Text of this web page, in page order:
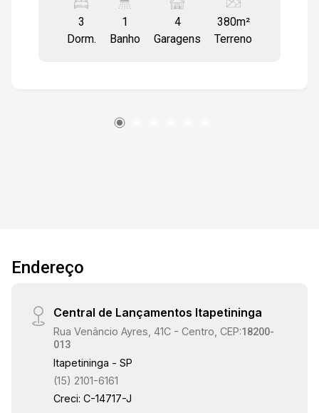
vagas . garagem coberta
3
Dorm.
1
Banho
4
Garagens
380m²
Terreno
Endereço
Central de Lançamentos Itapetininga
Rua Venâncio Ayres, 41C - Centro, CEP:18200-
013
Itapetininga - SP
(15) 2101-6161
Creci: C-14717-J